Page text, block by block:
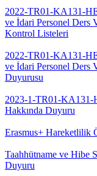
2022-TR01-KA131-
ve İdari Personel Ders
Kontrol Listeleri
2022-TR01-KA131-
ve İdari Personel Ders
Duyurusu
2023-1-TR01-KA131-
Hakkında Duyuru
Erasmus+ Hareketlilik
Taahhütname ve Hibe
Duyuru